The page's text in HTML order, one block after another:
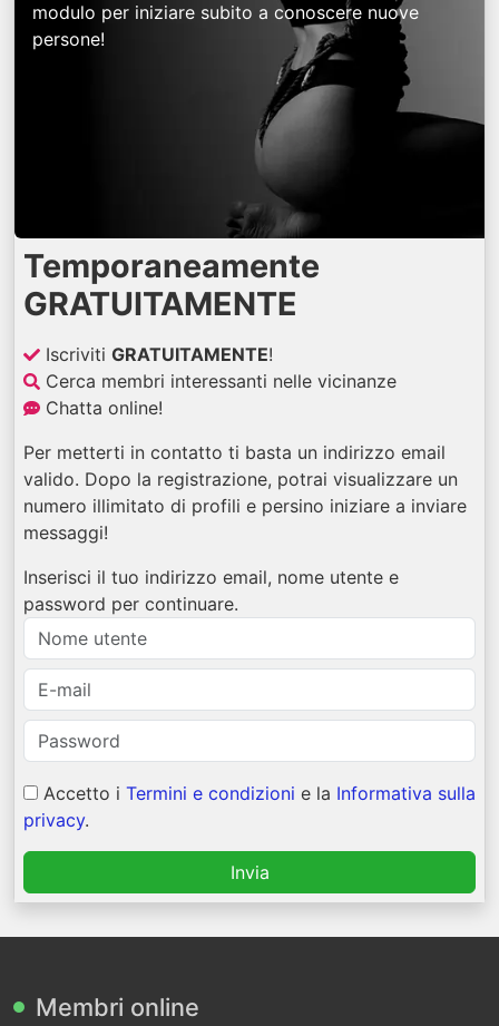
modulo per iniziare subito a conoscere nuove
persone!
Temporaneamente
GRATUITAMENTE
Iscriviti GRATUITAMENTE!
Cerca membri interessanti nelle vicinanze
Chatta online!
Per metterti in contatto ti basta un indirizzo email
valido. Dopo la registrazione, potrai visualizzare un
numero illimitato di profili e persino iniziare a inviare
messaggi!
Inserisci il tuo indirizzo email, nome utente e
password per continuare.
Accetto i Termini e condizioni e la Informativa sulla
privacy.
Invia
Membri online